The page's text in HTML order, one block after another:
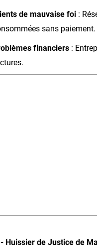
de mauvaise foi :
sans paiement.
financiers :
de Justice de